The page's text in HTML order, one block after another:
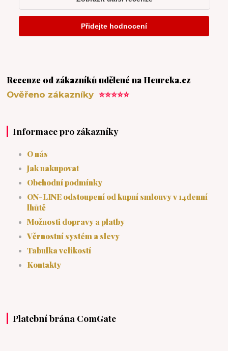
Recenze od zákazníků udělené na Heureka.cz
Ověřeno zákazníky⭐⭐⭐⭐⭐
Informace pro zákazníky
O nás
Jak nakupovat
Obchodní podmínky
ON-LINE odstoupení od kupní smlouvy v 14denní
lhůtě
Možnosti dopravy a platby
Věrnostní systém a slevy
Tabulka velikostí
Kontakty
Platební brána ComGate